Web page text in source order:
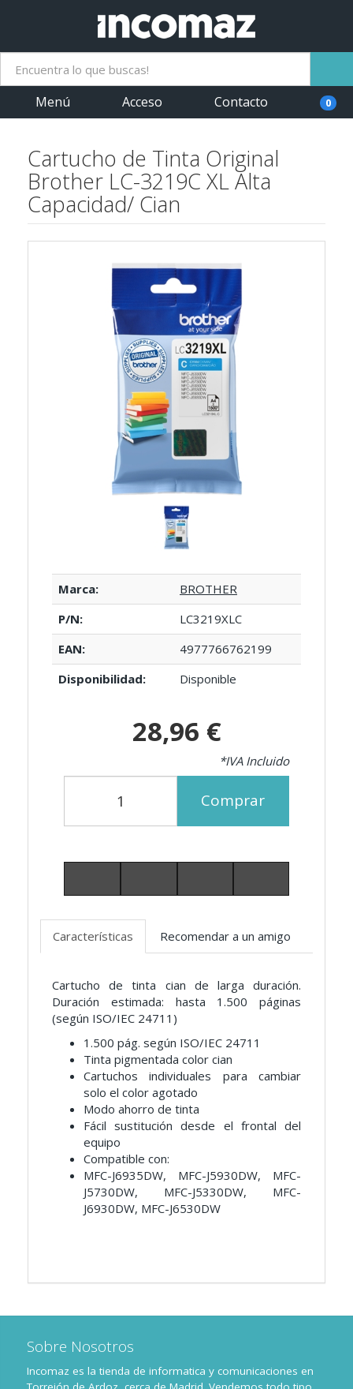
Menú Acceso Contacto 0
Cartucho de Tinta Original
Brother LC-3219C XL Alta
Capacidad/ Cian
Marca:
BROTHER
P/N:
LC3219XLC
EAN:
4977766762199
Disponibilidad:
Disponible
28,96 €
*IVA Incluido
Comprar
Características Recomendar a un amigo
Cartucho de tinta cian de larga duración.
Duración estimada: hasta 1.500 páginas
(según ISO/IEC 24711)
1.500 pág. según ISO/IEC 24711
Tinta pigmentada color cian
Cartuchos individuales para cambiar
solo el color agotado
Modo ahorro de tinta
Fácil sustitución desde el frontal del
equipo
Compatible con:
MFC-J6935DW, MFC-J5930DW, MFC-
J5730DW, MFC-J5330DW, MFC-
J6930DW, MFC-J6530DW
Sobre Nosotros
Incomaz es la tienda de informatica y comunicaciones en